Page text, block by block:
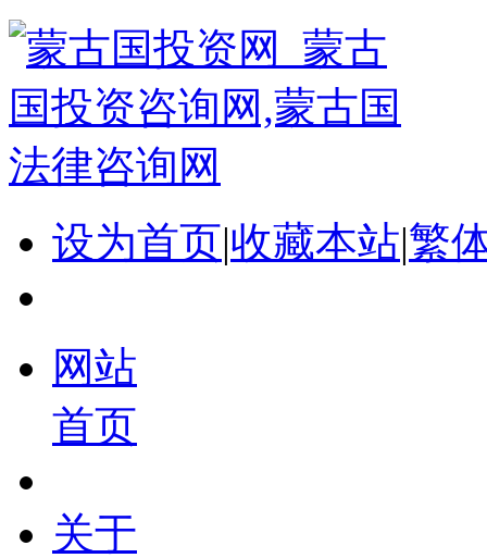
设为首页|收藏本站|繁
网站
首页
关于